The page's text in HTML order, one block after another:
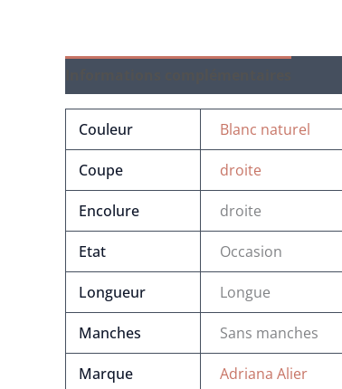
Couleur Blanc naturel
Coupe droite
Encolure droite
Etat Occasion
Longueur Longue
Manches Sans manches
Marque Adriana Alier